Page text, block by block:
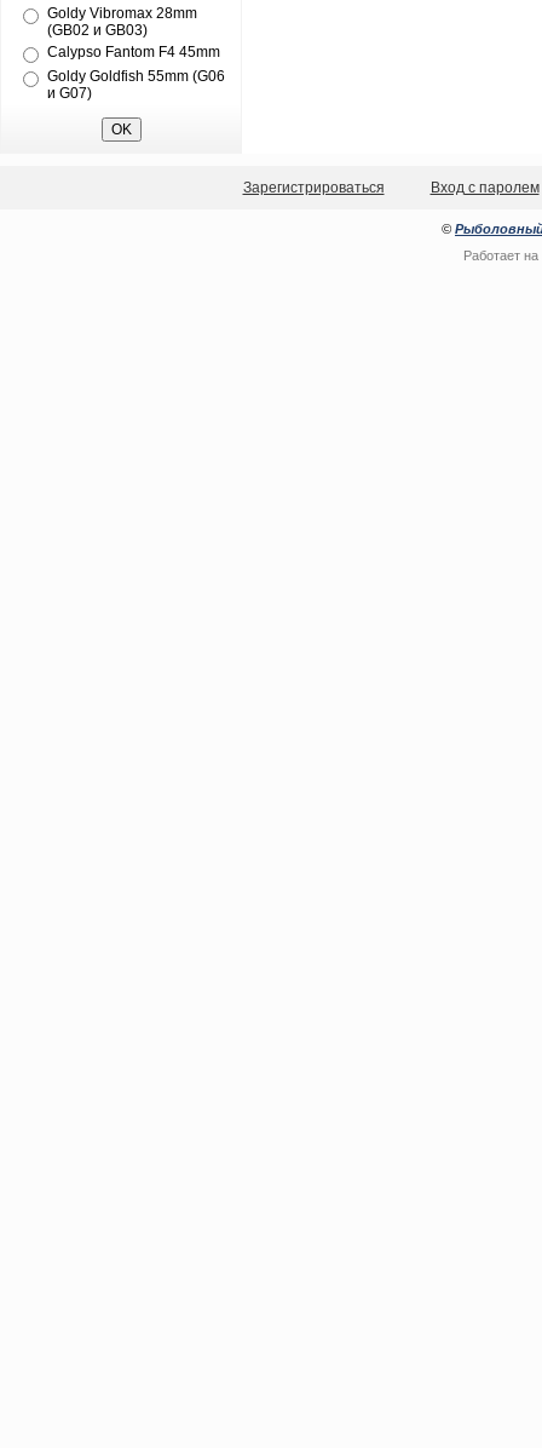
Goldy Vibromax 28mm
(GB02 и GB03)
Calypso Fantom F4 45mm
Goldy Goldfish 55mm (G06
и G07)
Зарегистрироваться Вход с паролем
© Рыболовный
Работает